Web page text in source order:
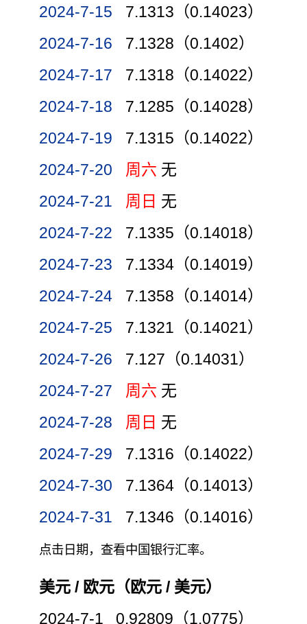
2024-7-15
7.1313（0.14023）
2024-7-16
7.1328（0.1402）
2024-7-17
7.1318（0.14022）
2024-7-18
7.1285（0.14028）
2024-7-19
7.1315（0.14022）
2024-7-20
周六 无
2024-7-21
周日 无
2024-7-22
7.1335（0.14018）
2024-7-23
7.1334（0.14019）
2024-7-24
7.1358（0.14014）
2024-7-25
7.1321（0.14021）
2024-7-26
7.127（0.14031）
2024-7-27
周六 无
2024-7-28
周日 无
2024-7-29
7.1316（0.14022）
2024-7-30
7.1364（0.14013）
2024-7-31
7.1346（0.14016）
点击日期，查看中国银行汇率。
美元 / 欧元（欧元 / 美元）
2024-7-1 0.92809（1.0775）